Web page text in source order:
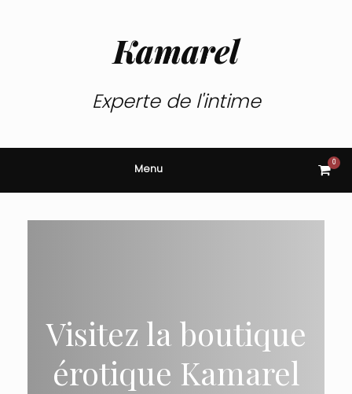
Kamarel
Experte de l'intime
Menu View
cart
0
Visitez la boutique
érotique Kamarel